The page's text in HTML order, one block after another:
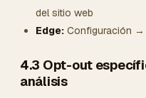
del sitio web
Edge: Configuración →
4.3 Opt-out
análisis